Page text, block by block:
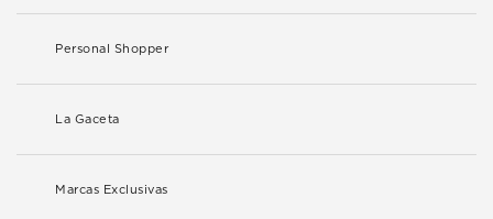
Personal Shopper
La Gaceta
Marcas Exclusivas